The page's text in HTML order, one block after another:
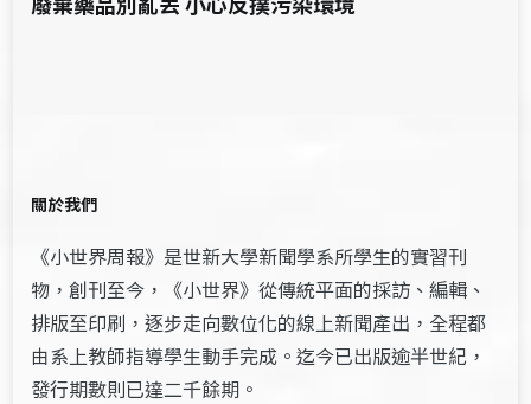
關於我們
《小世界周報》是世新大學新聞學系所學生的實習刊
物，創刊至今，《小世界》從傳統平面的採訪、編輯、
排版至印刷，逐步走向數位化的線上新聞產出，全程都
由系上教師指導學生動手完成。迄今已出版逾半世紀，
發行期數則已達二千餘期。